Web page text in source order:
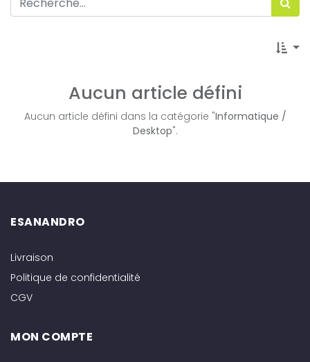
Aucun article défini
Aucun article défini dans la catégorie "Informatique /
Desktop".
ESANANDRO
Livraison
Politique de confidentialité
CGV
MON COMPTE